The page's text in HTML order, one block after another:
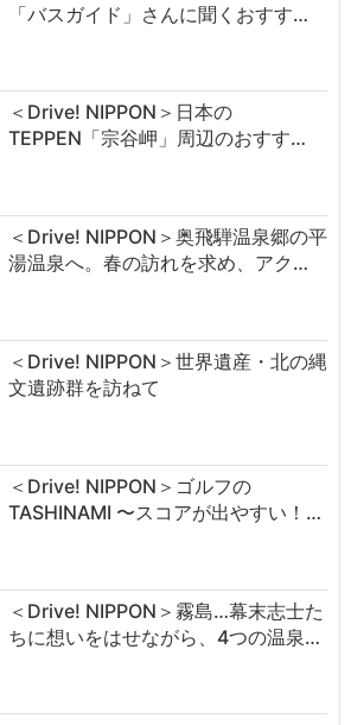
「バスガイド」さんに聞くおすす…
＜Drive! NIPPON＞日本の
TEPPEN「宗谷岬」周辺のおすす…
＜Drive! NIPPON＞奥飛騨温泉郷の平
湯温泉へ。春の訪れを求め、アク…
＜Drive! NIPPON＞世界遺産・北の縄
文遺跡群を訪ねて
＜Drive! NIPPON＞ゴルフの
TASHINAMI 〜スコアが出やすい！…
＜Drive! NIPPON＞霧島…幕末志士た
ちに想いをはせながら、4つの温泉…